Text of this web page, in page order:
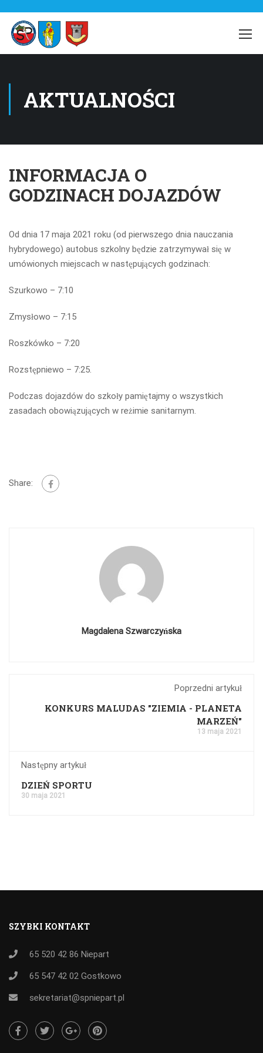
AKTUALNOŚCI
INFORMACJA O
GODZINACH DOJAZDÓW
Od dnia 17 maja 2021 roku (od pierwszego dnia nauczania
hybrydowego) autobus szkolny będzie zatrzymywał się w
umówionych miejscach w następujących godzinach:
Szurkowo – 7:10
Zmysłowo – 7:15
Roszkówko – 7:20
Rozstępniewo – 7:25.
Podczas dojazdów do szkoły pamiętajmy o wszystkich
zasadach obowiązujących w reżimie sanitarnym.
Share:
Magdalena Szwarczyńska
Poprzedni artykuł
KONKURS MALUDAS "ZIEMIA - PLANETA
MARZEŃ"
13 maja 2021
Następny artykuł
DZIEŃ SPORTU
30 maja 2021
SZYBKI KONTAKT
65 520 42 86 Niepart
65 547 42 02 Gostkowo
sekretariat@spniepart.pl